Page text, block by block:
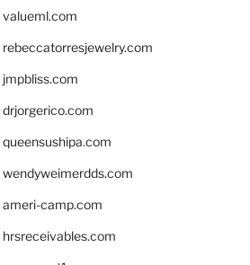
valueml.com
rebeccatorresjewelry.com
jmpbliss.com
drjorgerico.com
queensushipa.com
wendyweimerdds.com
ameri-camp.com
hrsreceivables.com